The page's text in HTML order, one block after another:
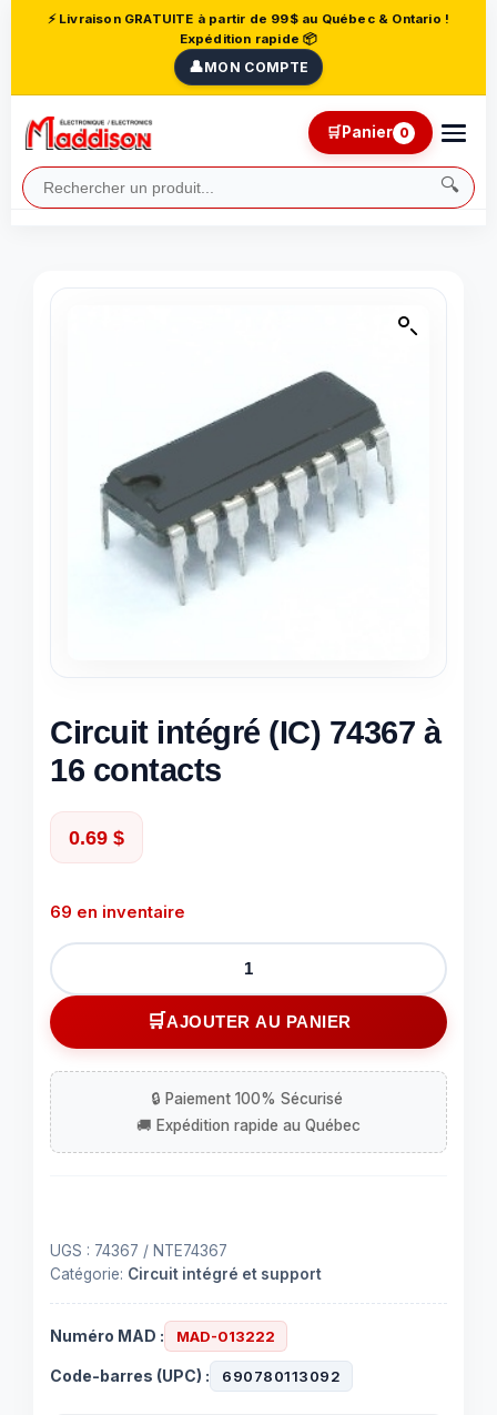
⚡ Livraison GRATUITE à partir de 99$ au Québec & Ontario !
Expédition rapide 📦
👤MON COMPTE
🔍
🛒Panier 0
Circuit intégré (IC) 74367 à
16 contacts
0.69 $
69 en inventaire
quantité
de
Circuit
intégré
74367
à
16
AJOUTER AU PANIER
UGS : 74367 / NTE74367
Catégorie: Circuit intégré et support
Numéro MAD : MAD-013222
Code-barres (UPC) : 690780113092